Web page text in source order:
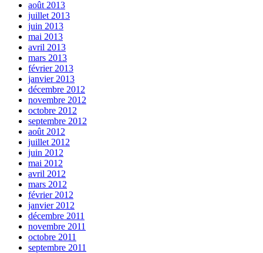
août 2013
juillet 2013
juin 2013
mai 2013
avril 2013
mars 2013
février 2013
janvier 2013
décembre 2012
novembre 2012
octobre 2012
septembre 2012
août 2012
juillet 2012
juin 2012
mai 2012
avril 2012
mars 2012
février 2012
janvier 2012
décembre 2011
novembre 2011
octobre 2011
septembre 2011